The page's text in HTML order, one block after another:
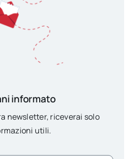
informato
newsletter, riceverai solo
utili.